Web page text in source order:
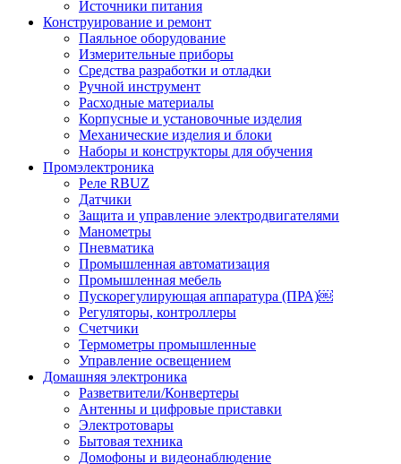
Источники питания
Конструирование и ремонт
Паяльное оборудование
Измерительные приборы
Средства разработки и отладки
Ручной инструмент
Расходные материалы
Корпусные и установочные изделия
Механические изделия и блоки
Наборы и конструкторы для обучения
Промэлектроника
Реле RBUZ
Датчики
Защита и управление электродвигателями
Манометры
Пневматика
Промышленная автоматизация
Промышленная мебель
Пускорегулирующая аппаратура (ПРА)￼
Регуляторы, контроллеры
Счетчики
Термометры промышленные
Управление освещением
Домашняя электроника
Разветвители/Конвертеры
Антенны и цифровые приставки
Электротовары
Бытовая техника
Домофоны и видеонаблюдение